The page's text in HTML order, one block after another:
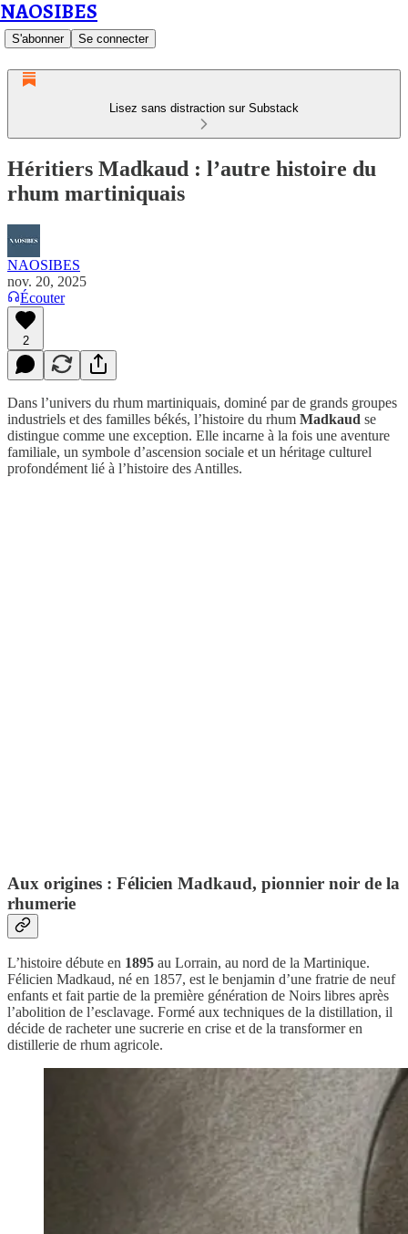
NAOSIBES
S'abonner Se connecter
Lisez sans distraction sur Substack
Héritiers Madkaud : l’autre histoire du
rhum martiniquais
NAOSIBES
nov. 20, 2025
Écouter
2
Dans l’univers du rhum martiniquais, dominé par de grands groupes
industriels et des familles békés, l’histoire du rhum Madkaud se
distingue comme une exception. Elle incarne à la fois une aventure
familiale, un symbole d’ascension sociale et un héritage culturel
profondément lié à l’histoire des Antilles.
Aux origines : Félicien Madkaud, pionnier noir de la
rhumerie
L’histoire débute en 1895 au Lorrain, au nord de la Martinique.
Félicien Madkaud, né en 1857, est le benjamin d’une fratrie de neuf
enfants et fait partie de la première génération de Noirs libres après
l’abolition de l’esclavage. Formé aux techniques de la distillation, il
décide de racheter une sucrerie en crise et de la transformer en
distillerie de rhum agricole.